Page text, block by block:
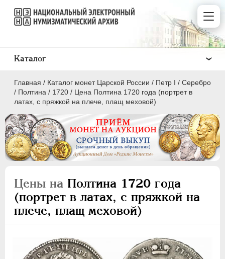
Главная / Каталог монет Царской России / Пeтр I / Серебро
/ Полтина / 1720 / Цена Полтина 1720 года (портрет в
латах, с пряжкой на плече, плащ меховой)
Цены на Полтина 1720 года
(портрет в латах, с пряжкой на
плече, плащ меховой)
Каталог
ПEТР I 1699 - 1725
Серебро
1 рубль
Полтина
Гривенник
Гривна